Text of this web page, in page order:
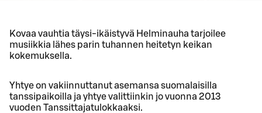
Kovaa vauhtia täysi-ikäistyvä Helminauha tarjoilee
musiikkia lähes parin tuhannen heitetyn keikan
kokemuksella.
Yhtye on vakiinnuttanut asemansa suomalaisilla
tanssipaikoilla ja yhtye valittiinkin jo vuonna 2013
vuoden Tanssittajatulokkaaksi.